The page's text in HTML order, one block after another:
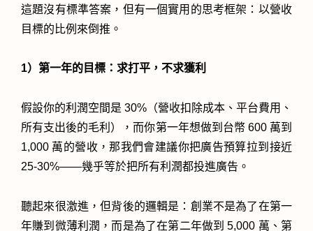
這題沒有標準答案，但有一個實用的思考框架：以營收
目標的比例來倒推。
1）第一年的目標：求打平，不求獲利
假設你的利潤空間是 30%（營收扣除成本、平台費用、
所有支出後的毛利），而你第一年想做到台幣 600 萬到
1,000 萬的營收，那我們會建議你把廣告預算拉到接近
25-30%——幾乎等於把所有利潤都投進廣告。
聽起來很激進，但背後的邏輯是：創業不是為了在第一
年賺到微薄利潤，而是為了在第二年做到 5,000 萬、第